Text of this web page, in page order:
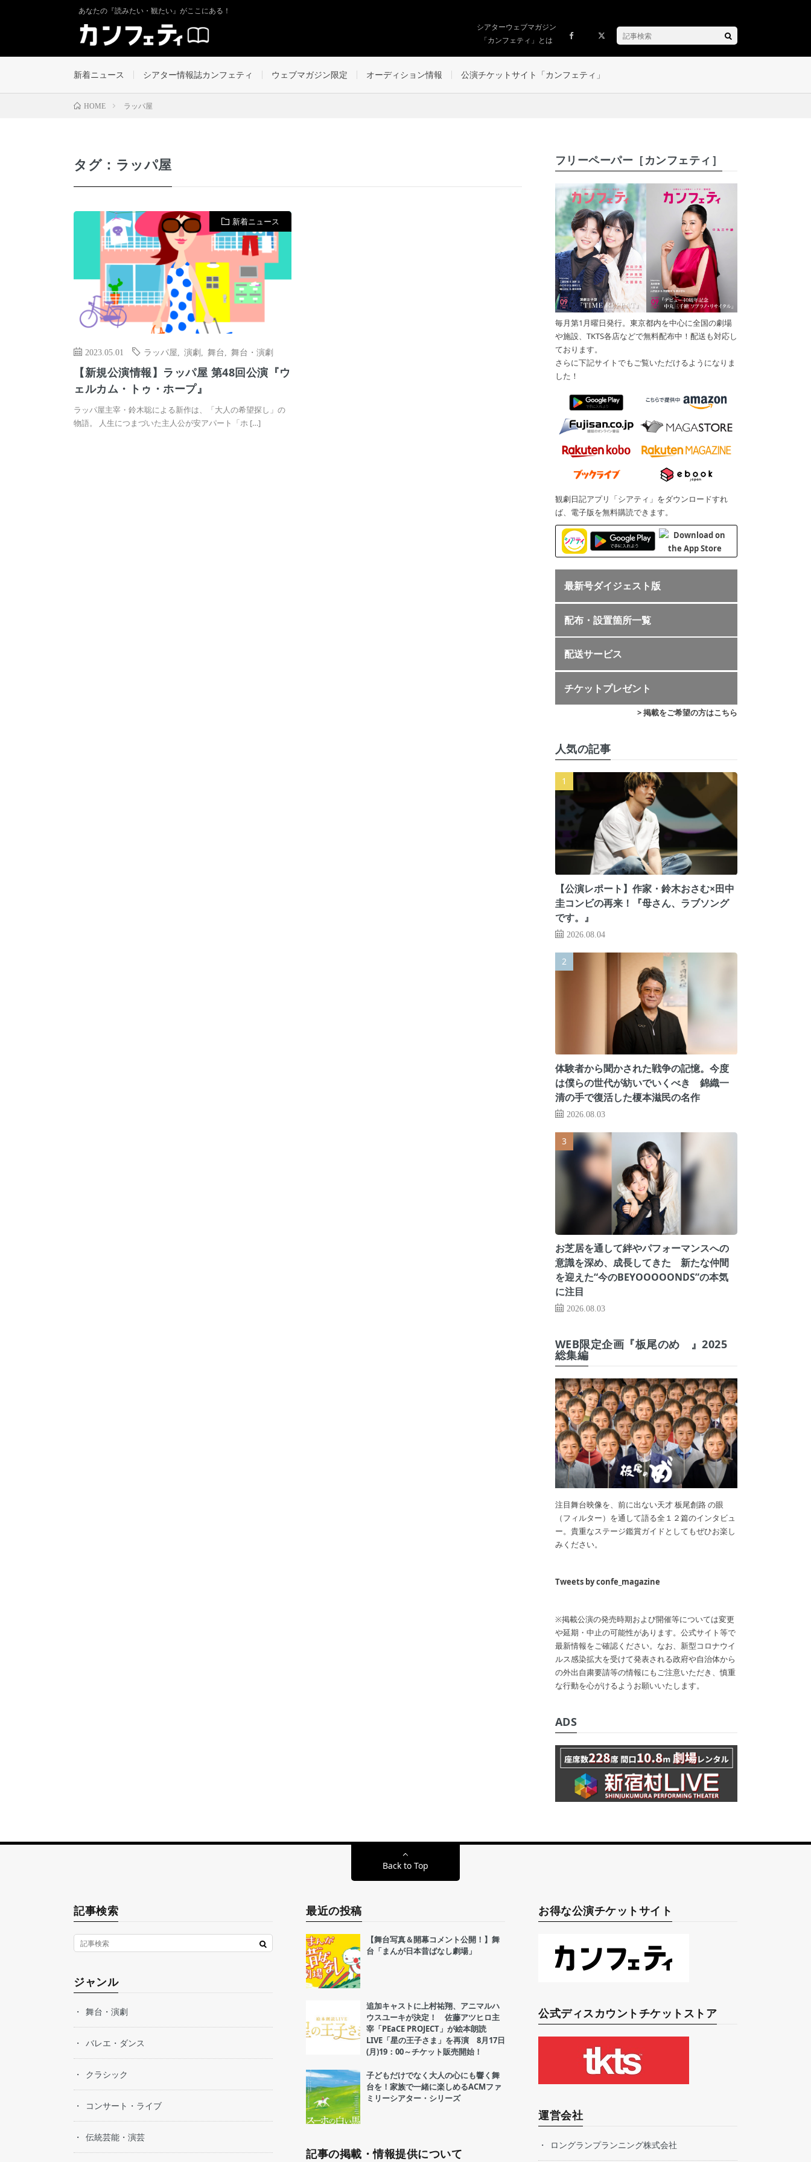
あなたの『読みたい・観たい』がここにある！
シアターウェブマガジン
「カンフェティ」とは
新着ニュース シアター情報誌カンフェティ ウェブマガジン限定 オーディション情報 公演チケットサイト「カンフェティ」
HOME ラッパ屋
タグ：ラッパ屋
新着ニュース
2023.05.01 ラッパ屋 演劇 舞台 舞台・演劇
【新規公演情報】ラッパ屋 第48回公演『ウ
ェルカム・トゥ・ホープ』
ラッパ屋主宰・鈴木聡による新作は、「大人の希望探し」の
物語。 人生につまづいた主人公が安アパート「ホ […]
フリーペーパー［カンフェティ］
毎月第1月曜日発行。東京都内を中心に全国の劇場
や施設、TKTS各店などで無料配布中！配送も対応し
ております。
さらに下記サイトでもご覧いただけるようになりま
した！
観劇日記アプリ「シアティ」をダウンロードすれ
ば、電子版を無料購読できます。
最新号ダイジェスト版
配布・設置箇所一覧
配送サービス
チケットプレゼント
> 掲載をご希望の方はこちら
人気の記事
【公演レポート】作家・鈴木おさむ×田中
圭コンビの再来！『母さん、ラブソング
です。』
2026.08.04
体験者から聞かされた戦争の記憶。今度
は僕らの世代が紡いでいくべき 錦織一
清の手で復活した榎本滋民の名作
2026.08.03
お芝居を通して絆やパフォーマンスへの
意識を深め、成長してきた 新たな仲間
を迎えた“今のBEYOOOOONDS”の本気
に注目
2026.08.03
WEB限定企画『板尾のめ゙』2025
総集編
注目舞台映像を、前に出ない天才 板尾創路 の眼
（フィルター）を通して語る全１２篇のインタビュ
ー。貴重なステージ鑑賞ガイドとしてもぜひお楽し
みください。
Tweets by confe_magazine
※掲載公演の発売時期および開催等については変更
や延期・中止の可能性があります。公式サイト等で
最新情報をご確認ください。なお、新型コロナウイ
ルス感染拡大を受けて発表される政府や自治体から
の外出自粛要請等の情報にもご注意いただき、慎重
な行動を心がけるようお願いいたします。
ADS
Back to Top
記事検索
ジャンル
舞台・演劇
バレエ・ダンス
クラシック
コンサート・ライブ
伝統芸能・演芸
最近の投稿
【舞台写真＆開幕コメント公開！】舞
台「まんが日本昔ばなし劇場」
追加キャストに上村祐翔、アニマルハ
ウスユーキが決定！ 佐藤アツヒロ主
宰「PEaCE PROJECT」が絵本朗読
LIVE「星の王子さま」を再演 8月17日
(月)19：00～チケット販売開始！
子どもだけでなく大人の心にも響く舞
台を！家族で一緒に楽しめるACMファ
ミリーシアター・シリーズ
記事の掲載・情報提供について
お得な公演チケットサイト
公式ディスカウントチケットストア
運営会社
ロングランプランニング株式会社